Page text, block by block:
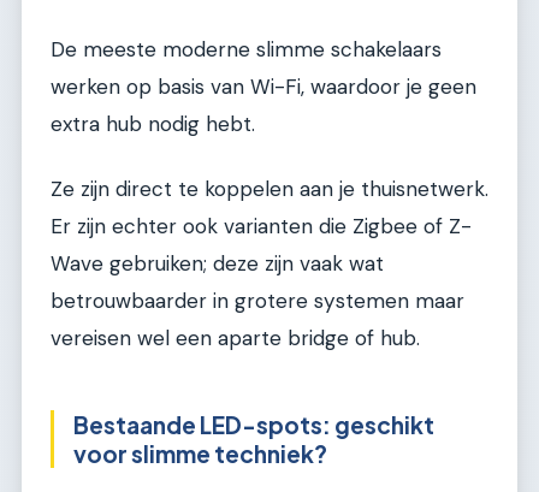
De meeste moderne slimme schakelaars
werken op basis van Wi-Fi, waardoor je geen
extra hub nodig hebt.
Ze zijn direct te koppelen aan je thuisnetwerk.
Er zijn echter ook varianten die Zigbee of Z-
Wave gebruiken; deze zijn vaak wat
betrouwbaarder in grotere systemen maar
vereisen wel een aparte bridge of hub.
Bestaande LED-spots: geschikt
voor slimme techniek?